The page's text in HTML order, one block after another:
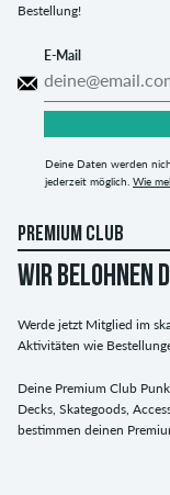
Bestellung!
E-Mail
Deine Daten werden
jederzeit möglich. Wie
PREMIUM CLUB
WIR BELOHNEN
Werde jetzt Mitglied im
Aktivitäten wie
Deine Premium Club
Decks, Skategoods,
bestimmen deinen